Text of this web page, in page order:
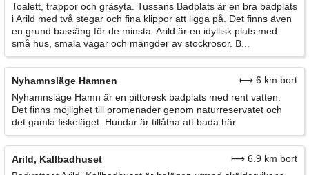
Toalett, trappor och gräsyta. Tussans Badplats är en bra badplats
i Arild med två stegar och fina klippor att ligga på. Det finns även
en grund bassäng för de minsta. Arild är en idyllisk plats med
små hus, smala vägar och mängder av stockrosor. B...
Nyhamnsläge Hamnen
⟼ 6 km bort
Nyhamnsläge Hamn är en pittoresk badplats med rent vatten.
Det finns möjlighet till promenader genom naturreservatet och
det gamla fiskeläget. Hundar är tillåtna att bada här.
Arild, Kallbadhuset
⟼ 6.9 km bort